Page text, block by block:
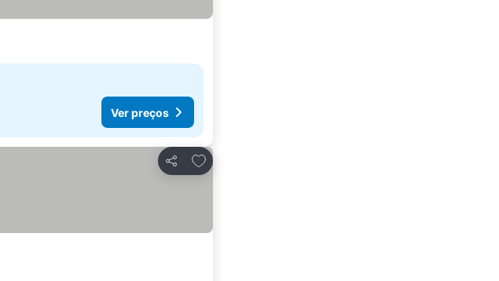
Ver preços
Partilhar
Adicionar aos favoritos